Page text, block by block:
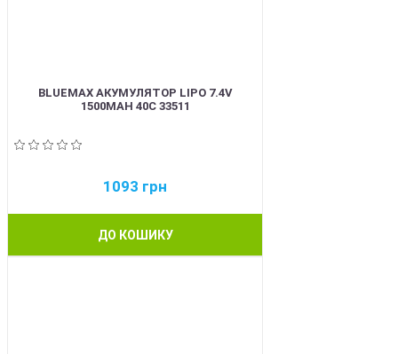
BLUEMAX АКУМУЛЯТОР LIPO 7.4V
1500MAH 40C 33511
1093 грн
ДО КОШИКУ